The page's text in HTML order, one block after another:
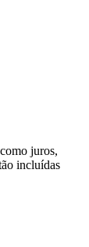
juros,
incluídas